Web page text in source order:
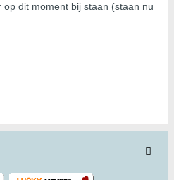
dit moment bij staan (staan nu